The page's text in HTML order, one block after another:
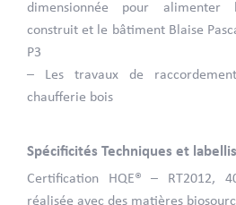
dimensionnée pour alimenter
construit et le bâtiment Blaise
P3
– Les travaux de
chaufferie bois
Spécificités Techniques et
Certification HQE® – RT2012,
réalisée avec des matières